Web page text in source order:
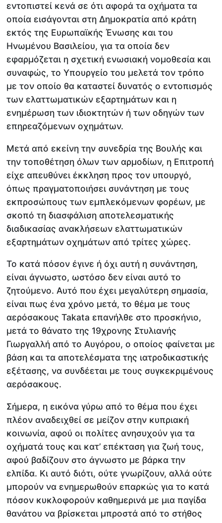
εντοπιστεί κενά σε ότι αφορά τα οχήματα τα
οποία εισάγονται στη Δημοκρατία από κράτη
εκτός της Ευρωπαϊκής Ένωσης και του
Ηνωμένου Βασιλείου, για τα οποία δεν
εφαρμόζεται η σχετική ενωσιακή νομοθεσία και
συναφώς, το Υπουργείο του μελετά τον τρόπο
με τον οποίο θα καταστεί δυνατός ο εντοπισμός
των ελαττωματικών εξαρτημάτων και η
ενημέρωση των ιδιοκτητών ή των οδηγών των
επηρεαζόμενων οχημάτων.
Μετά από εκείνη την συνεδρία της Βουλής και
την τοποθέτηση όλων των αρμοδίων, η Επιτροπή
είχε απευθύνει έκκληση προς τον υπουργό,
όπως πραγματοποιήσει συνάντηση με τους
εκπροσώπους των εμπλεκόμενων φορέων, με
σκοπό τη διασφάλιση αποτελεσματικής
διαδικασίας ανακλήσεων ελαττωματικών
εξαρτημάτων οχημάτων από τρίτες χώρες.
Το κατά πόσον έγινε ή όχι αυτή η συνάντηση,
είναι άγνωστο, ωστόσο δεν είναι αυτό το
ζητούμενο. Αυτό που έχει μεγαλύτερη σημασία,
είναι πως ένα χρόνο μετά, το θέμα με τους
αερόσακους Takata επανήλθε στο προσκήνιο,
μετά το θάνατο της 19χρονης Στυλιανής
Γιωργαλλή από το Αυγόρου, ο οποίος φαίνεται με
βάση και τα αποτελέσματα της ιατροδικαστικής
εξέτασης, να συνδέεται με τους συγκεκριμένους
αερόσακους.
Σήμερα, η εικόνα γύρω από το θέμα που έχει
πλέον αναδειχθεί σε μείζον στην κυπριακή
κοινωνία, αφού οι πολίτες ανησυχούν για τα
οχήματά τους και κατ’ επέκταση για ζωή τους,
αφού βαδίζουν στο άγνωστο με βάρκα την
ελπίδα. Κι αυτό διότι, ούτε γνωρίζουν, αλλά ούτε
μπορούν να ενημερωθούν επαρκώς για το κατά
πόσον κυκλοφορούν καθημερινά με μια παγίδα
θανάτου να βρίσκεται μπροστά από το στήθος